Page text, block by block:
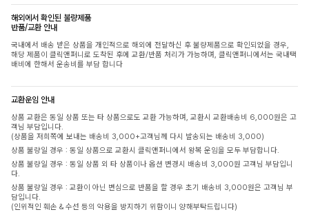
해외에서 확인된 불량제품
반품/교환 안내
국내에서 배송 받은 상품을 개인적으로 해외에 전달하신 후 불량제품으로 확인되었을 경우,
해당 제품이 클릭앤퍼니로 도착된 후에 교환/반품 처리가 가능하며, 클릭앤퍼니에서는 국내택
배비에 한해서 운송비를 부담 합니다
교환운임 안내
상품 교환은 동일 상품 또는 타 상품으로도 교환 가능하며, 교환시 교환배송비 6,000원은 고
객님 부담입니다.
(상품을 저희쪽에 보내는 배송비 3,000+고객님께 다시 발송되는 배송비 3,000)
상품 불량일 경우 : 동일 상품으로 교환시 클릭앤퍼니에서 왕복 운임을 모두 부담합니다.
상품 불량일 경우 : 동일 상품 외 타 상품이나 옵션 변경시 배송비 3,000원 고객님 부담입니
다.
상품 불량일 경우 : 교환이 아닌 변심으로 반품을 할 경우 초기 배송비 3,000원은 고객님 부
담입니다.
(인위적인 훼손 & 수선 등의 악용을 방지하기 위함이니 양해부탁드립니다)